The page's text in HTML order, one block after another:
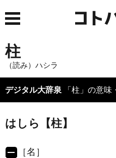
柱
（読み）ハシラ
デジタル大辞泉 「柱」の意
はしら【柱】
［名］